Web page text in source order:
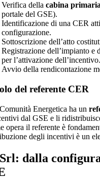
Verifica della cabina primaria
portale del GSE).
Identificazione di una CER
configurazione.
Sottoscrizione dell’atto
Registrazione dell’impianto e
per l’attivazione dell’incentivo.
Avvio della rendicontazione
del referente CER
Energetica ha un
dal GSE e li
opera il referente è
degli incentivi è un
dalla